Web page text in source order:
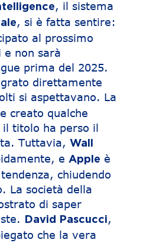
, il sistema
, si è fatta sentire:
al prossimo
e non sarà
prima del 2025.
direttamente
si aspettavano. La
creato qualche
titolo ha perso il
Tuttavia, Wall
e Apple è
chiudendo
La società della
di saper
David Pascucci,
che la vera